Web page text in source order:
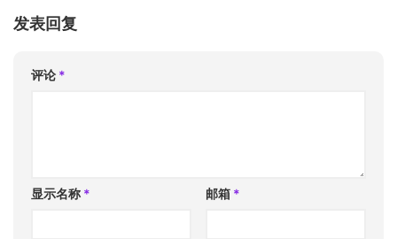
发表回复
评论 *
显示名称 * 邮箱 *